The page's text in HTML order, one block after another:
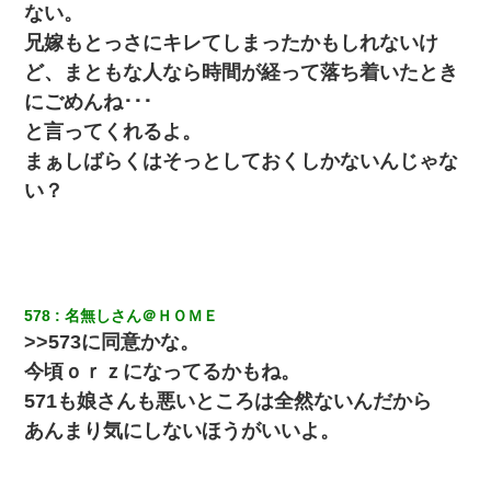
姉旦那の友達「ほんとのパパだよ～」私のお腹を触ってほ
ざく。→思わず手を叩いて振り払ったら…
彼氏の家に泊まる事になり、ゲームで盛り上がってさぁ寝
よう！と電気を消すとミシッって音が…彼「ちょっと待っ
てて」→勢いよくドアを開けるとなんと…
生保レディと行為する為に駆け引きしてみた結果ｗｗｗｗ
嫁に不倫されたから嫁と不倫相手に1000万の慰謝料請求し
た
ＤＮＡ検査『血縁関係０％』旦那「やっぱり托卵だったん
だ…」嫁「本当に身に覚えがない」「なにかの間違いだ！
ない。
兄嫁もとっさにキレてしまったかもしれないけ
ど、まともな人なら時間が経って落ち着いたとき
にごめんね･･･
と言ってくれるよ。
まぁしばらくはそっとしておくしかないんじゃな
い？
578 名無しさん＠ＨＯＭＥ
>>573に同意かな。
今頃ｏｒｚになってるかもね。
571も娘さんも悪いところは全然ないんだから
あんまり気にしないほうがいいよ。